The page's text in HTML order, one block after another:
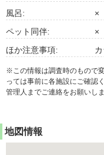
風呂:
×
ペット同伴:
×
ほか注意事項:
※この情報は調査時のもので
っては事前に各施設にご確認
管理人までご連絡をお願いし
地図情報